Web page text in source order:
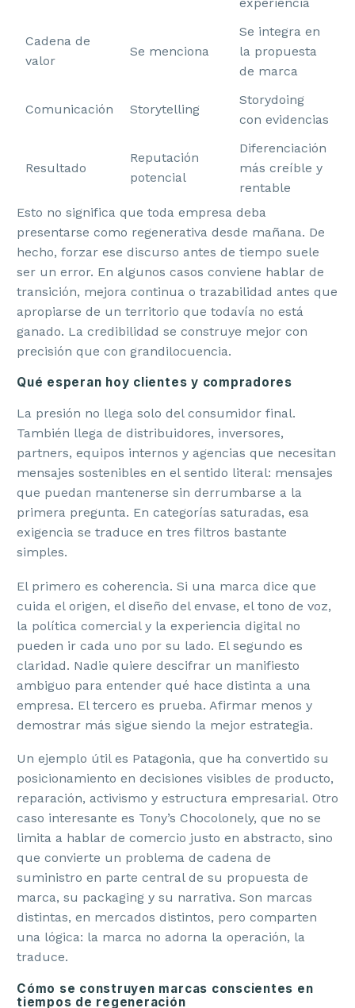
Cadena de
valor
Se menciona
Se integra en
la propuesta
de marca
Comunicación Storytelling
Storydoing
con evidencias
Resultado
Reputación
potencial
Diferenciación
más creíble y
rentable
Esto no significa que toda empresa deba
presentarse como regenerativa desde mañana. De
hecho, forzar ese discurso antes de tiempo suele
ser un error. En algunos casos conviene hablar de
transición, mejora continua o trazabilidad antes que
apropiarse de un territorio que todavía no está
ganado. La credibilidad se construye mejor con
precisión que con grandilocuencia.
Qué esperan hoy clientes y compradores
La presión no llega solo del consumidor final.
También llega de distribuidores, inversores,
partners, equipos internos y agencias que necesitan
mensajes sostenibles en el sentido literal: mensajes
que puedan mantenerse sin derrumbarse a la
primera pregunta. En categorías saturadas, esa
exigencia se traduce en tres filtros bastante
simples.
El primero es coherencia. Si una marca dice que
cuida el origen, el diseño del envase, el tono de voz,
la política comercial y la experiencia digital no
pueden ir cada uno por su lado. El segundo es
claridad. Nadie quiere descifrar un manifiesto
ambiguo para entender qué hace distinta a una
empresa. El tercero es prueba. Afirmar menos y
demostrar más sigue siendo la mejor estrategia.
Un ejemplo útil es Patagonia, que ha convertido su
posicionamiento en decisiones visibles de producto,
reparación, activismo y estructura empresarial. Otro
caso interesante es Tony’s Chocolonely, que no se
limita a hablar de comercio justo en abstracto, sino
que convierte un problema de cadena de
suministro en parte central de su propuesta de
marca, su packaging y su narrativa. Son marcas
distintas, en mercados distintos, pero comparten
una lógica: la marca no adorna la operación, la
traduce.
Cómo se construyen marcas conscientes en
tiempos de regeneración